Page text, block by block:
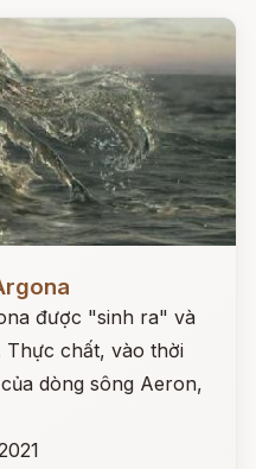
được "sinh ra" và
chất, vào thời
dòng sông Aeron,